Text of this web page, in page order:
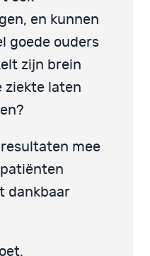
en kunnen
goede ouders
zijn brein
ziekte laten
mee
dankbaar